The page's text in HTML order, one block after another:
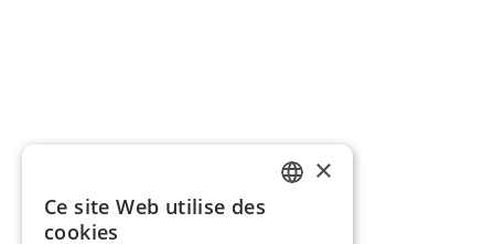
×
Ce site Web utilise des
cookies